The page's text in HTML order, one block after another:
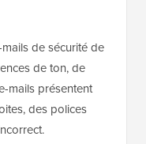
de sécurité de
de ton, de
mails présentent
des polices